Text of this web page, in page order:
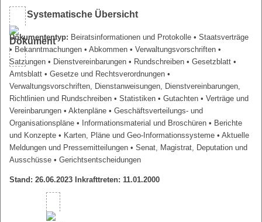
Systematische Übersicht
Dokumententyp: Beiratsinformationen und Protokolle • Staatsverträge
• Bekanntmachungen • Abkommen • Verwaltungsvorschriften •
Satzungen • Dienstvereinbarungen • Rundschreiben • Gesetzblatt •
Amtsblatt • Gesetze und Rechtsverordnungen •
Verwaltungsvorschriften, Dienstanweisungen, Dienstvereinbarungen,
Richtlinien und Rundschreiben • Statistiken • Gutachten • Verträge und
Vereinbarungen • Aktenpläne • Geschäftsverteilungs- und
Organisationspläne • Informationsmaterial und Broschüren • Berichte
und Konzepte • Karten, Pläne und Geo-Informationssysteme • Aktuelle
Meldungen und Pressemitteilungen • Senat, Magistrat, Deputation und
Ausschüsse • Gerichtsentscheidungen
Stand: 26.06.2023 Inkrafttreten: 11.01.2000